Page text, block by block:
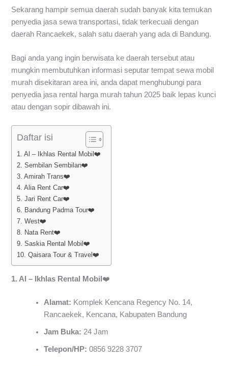
Sekarang hampir semua daerah sudah banyak kita temukan
penyedia jasa sewa transportasi, tidak terkecuali dengan
daerah Rancaekek, salah satu daerah yang ada di Bandung.
Bagi anda yang ingin berwisata ke daerah tersebut atau
mungkin membutuhkan informasi seputar tempat sewa mobil
murah disekitaran area ini, anda dapat menghubungi para
penyedia jasa rental harga murah tahun 2025 baik lepas kunci
atau dengan sopir dibawah ini.
Daftar isi
1. Al – Ikhlas Rental Mobil❤️
2. Sembilan Sembilan❤️
3. Amirah Trans❤️
4. Alia Rent Car❤️
5. Jari Rent Car❤️
6. Bandung Padma Tour❤️
7. West❤️
8. Nata Rent❤️
9. Saskia Rental Mobil❤️
10. Qaisara Tour & Travel❤️
1. Al – Ikhlas Rental Mobil ❤️
Alamat: Komplek Kencana Regency No. 14,
Rancaekek, Kencana, Kabupaten Bandung
Jam Buka: 24 Jam
Telepon/HP:0856 9228 3707